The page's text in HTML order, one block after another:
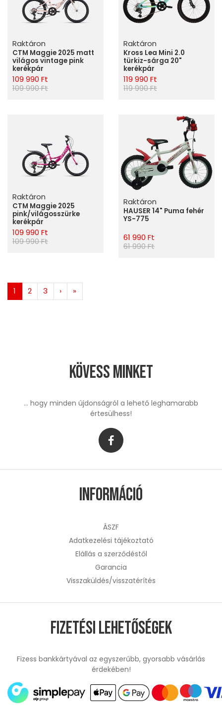
Raktáron
CTM Maggie 2025 matt
világos vintage pink
kerékpár
109 990 Ft
109 990 Ft
Raktáron
Kross Lea Mini 2.0
türkiz-sárga 20"
kerékpár
119 990 Ft
119 990 Ft
Raktáron
CTM Maggie 2025
pink/világosszürke
kerékpár
109 990 Ft
109 990 Ft
Raktáron
HAUSER 14" Puma fehér
YS-775
61 990 Ft
61 990 Ft
1 2 3 › »
Kövess minket
... hogy minden újdonságról a lehető leghamarabb
értesülhess!
Információ
ÁSZF
Adatkezelési tájékoztató
Elállás a szerződéstől
Garancia
Visszaküldés/visszatérítés
Fizetési lehetőségek
Fizess bankkártyával az egyszerűbb, gyorsabb vásárlás
érdekében!